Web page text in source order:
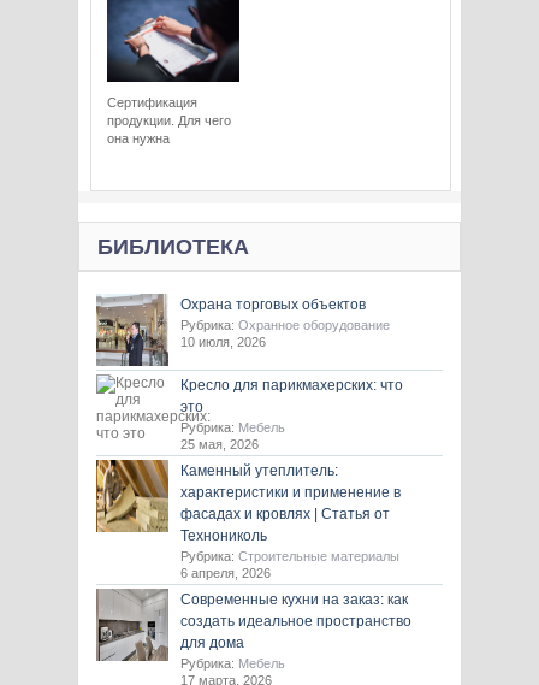
Сертификация
продукции. Для чего
она нужна
БИБЛИОТЕКА
Охрана торговых объектов
Рубрика: Охранное оборудование
10 июля, 2026
Кресло для парикмахерских: что
это
Рубрика: Мебель
25 мая, 2026
Каменный утеплитель:
характеристики и применение в
фасадах и кровлях | Статья от
Технониколь
Рубрика: Строительные материалы
6 апреля, 2026
Современные кухни на заказ: как
создать идеальное пространство
для дома
Рубрика: Мебель
17 марта, 2026